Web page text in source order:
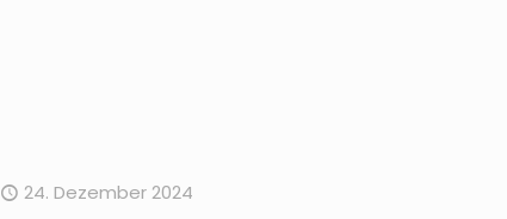
24. Dezember 2024